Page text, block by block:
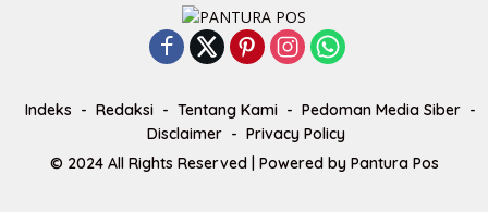
Indeks Redaksi Tentang Kami
Pedoman Media Siber
Disclaimer
Privacy Policy
© 2024 All Rights Reserved | Powered by Pantura Pos